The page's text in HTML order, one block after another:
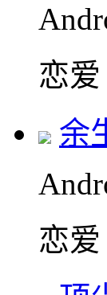
恋
余
恋